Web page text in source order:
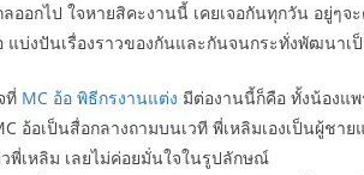
ออกไป ใจหายสิคะงานนี้ เคยเจอกันทุกวัน อยู่ๆ
แบ่งปันเรื่องราวของกันและกันจนกระทั่งพัฒนา
ที่ MC อ้อ พิธีกรงานแต่ง มีต่องานนี้ก็คือ ทั้งน้องแ
อ้อเป็นสื่อกลางถามบนเวที พี่เหลิมเองเป็นผู้ช
พี่เหลิม เลยไม่ค่อยมั่นใจในรูปลักษณ์